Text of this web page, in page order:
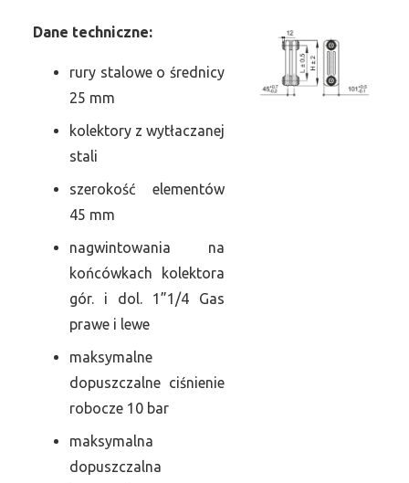
Dane techniczne:
rury stalowe o średnicy
25 mm
kolektory z wytłaczanej
stali
szerokość elementów
45 mm
nagwintowania na
końcówkach kolektora
gór. i dol. 1”1/4 Gas
prawe i lewe
maksymalne
dopuszczalne ciśnienie
robocze 10 bar
maksymalna
dopuszczalna